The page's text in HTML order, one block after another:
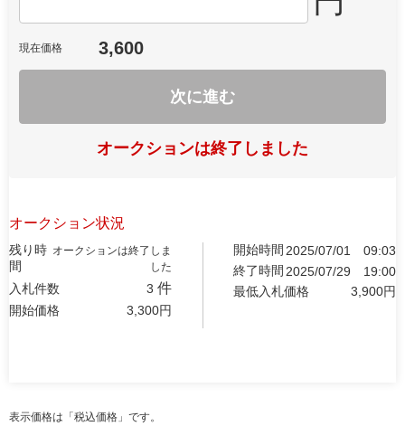
現在価格 3,600
次に進む
オークションは終了しました
オークション状況
残り時
間
オークションは終了しま
した
入札件数 3 件
開始価格 3,300円
開始時間 2025/07/01
09:03
終了時間 2025/07/29
19:00
最低入札価格
3,900円
表示価格は「税込価格」です。